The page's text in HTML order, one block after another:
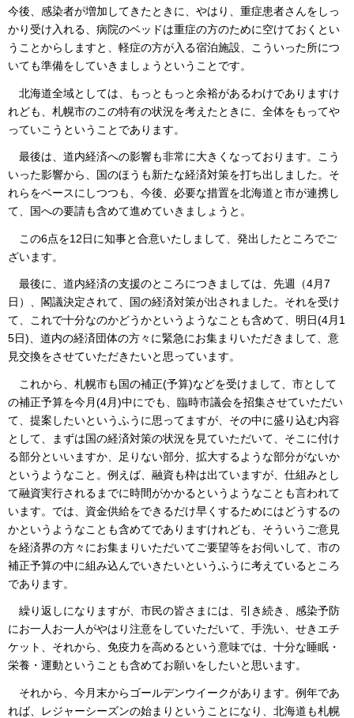
今後、感染者が増加してきたときに、やはり、重症患者さんをしっ
かり受け入れる、病院のベッドは重症の方のために空けておくとい
うことからしますと、軽症の方が入る宿泊施設、こういった所につ
いても準備をしていきましょうということです。
北海道全域としては、もっともっと余裕があるわけでありますけ
れども、札幌市のこの特有の状況を考えたときに、全体をもってや
っていこうということであります。
最後は、道内経済への影響も非常に大きくなっております。こう
いった影響から、国のほうも新たな経済対策を打ち出しました。そ
れらをベースにしつつも、今後、必要な措置を北海道と市が連携し
て、国への要請も含めて進めていきましょうと。
この6点を12日に知事と合意いたしまして、発出したところでご
ざいます。
最後に、道内経済の支援のところにつきましては、先週（4月7
日）、閣議決定されて、国の経済対策が出されました。それを受け
て、これで十分なのかどうかというようなことも含めて、明日(4月1
5日)、道内の経済団体の方々に緊急にお集まりいただきまして、意
見交換をさせていただきたいと思っています。
これから、札幌市も国の補正(予算)などを受けまして、市として
の補正予算を今月(4月)中にでも、臨時市議会を招集させていただい
て、提案したいというふうに思ってますが、その中に盛り込む内容
として、まずは国の経済対策の状況を見ていただいて、そこに付け
る部分といいますか、足りない部分、拡大するような部分がないか
というようなこと。例えば、融資も枠は出ていますが、仕組みとし
て融資実行されるまでに時間がかかるというようなことも言われて
います。では、資金供給をできるだけ早くするためにはどうするの
かというようなことも含めてでありますけれども、そういうご意見
を経済界の方々にお集まりいただいてご要望等をお伺いして、市の
補正予算の中に組み込んでいきたいというふうに考えているところ
であります。
繰り返しになりますが、市民の皆さまには、引き続き、感染予防
にお一人お一人がやはり注意をしていただいて、手洗い、せきエチ
ケット、それから、免疫力を高めるという意味では、十分な睡眠・
栄養・運動ということも含めてお願いをしたいと思います。
それから、今月末からゴールデンウイークがあります。例年であ
れば、レジャーシーズンの始まりということになり、北海道も札幌